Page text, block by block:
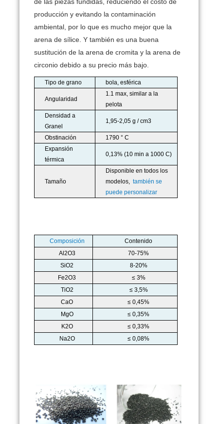
de las piezas fundidas, reduciendo el costo de
producción y evitando la contaminación
ambiental, por lo que es mucho mejor que la
arena de sílice. Y también es una buena
sustitución de la arena de cromita y la arena de
circonio debido a su precio más bajo.
Tipo de grano bola, esférica
Angularidad
1.1 max, similar a la
pelota
Densidad a
Granel
1,95-2,05 g / cm3
Obstinación
1790 ° C
Expansión
térmica
0,13% (10 min a 1000 C)
Tamaño
Disponible en todos los
modelos,también se
puede personalizar
Composición
Contenido
Al2O3
70-75%
SiO2
8-20%
Fe2O3
≤ 3%
TiO2
≤ 3,5%
CaO
≤ 0,45%
MgO
≤ 0,35%
K2O
≤ 0,33%
Na2O
≤ 0,08%